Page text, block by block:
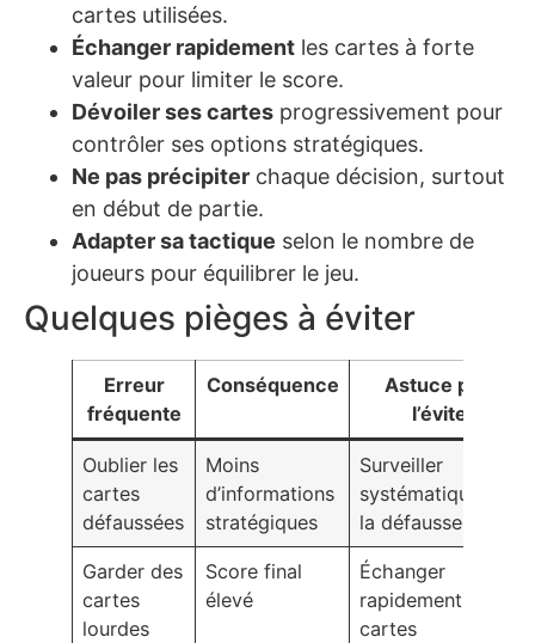
cartes utilisées.
Échanger rapidement les cartes à forte
valeur pour limiter le score.
Dévoiler ses cartes progressivement pour
contrôler ses options stratégiques.
Ne pas précipiter chaque décision, surtout
en début de partie.
Adapter sa tactique selon le nombre de
joueurs pour équilibrer le jeu.
Quelques pièges à éviter
Erreur
fréquente
Conséquence
Astuce pour
l’éviter
Oublier les
cartes
défaussées
Moins
d’informations
stratégiques
Surveiller
systématiquement
la défausse
Garder des
cartes
lourdes
Score final
élevé
Échanger
rapidement ces
cartes